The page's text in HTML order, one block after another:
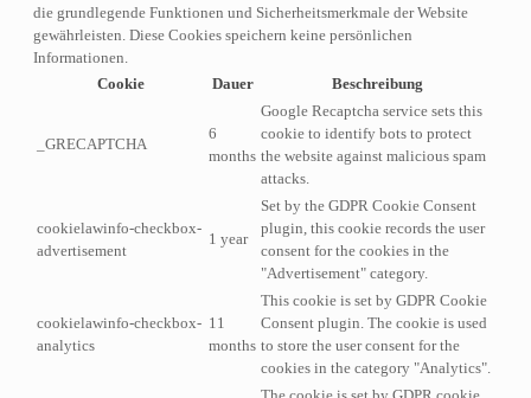
die grundlegende Funktionen und Sicherheitsmerkmale der Website
gewährleisten. Diese Cookies speichern keine persönlichen
Informationen.
Cookie
Dauer Beschreibung
_GRECAPTCHA
6
months
Google Recaptcha service sets this
cookie to identify bots to protect
the website against malicious spam
attacks.
cookielawinfo-checkbox-
advertisement
1 year
Set by the GDPR Cookie Consent
plugin, this cookie records the user
consent for the cookies in the
"Advertisement" category.
cookielawinfo-checkbox-
analytics
11
months
This cookie is set by GDPR Cookie
Consent plugin. The cookie is used
to store the user consent for the
cookies in the category "Analytics".